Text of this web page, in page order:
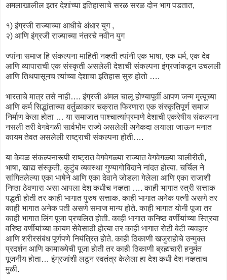
अमलाखालील इतर देशांच्या इतिहासाचे सरळ सरळ दोन भाग पडतात,
१) इंग्रजी राज्याच्या आधीचे अंधार युग ,
२) आणि इंग्रजी राज्याच्या नंतरचे नवीन युग
ज्यांना समाज हि संकल्पना माहिती नव्हती त्यांनी एक भाषा, एक धर्म, एक देव
आणि व्यापाराची एक संस्कृती असलेली देशाची संकल्पना इंग्रजांकडून उचलली
आणि तिथपासूनच त्यांच्या देशाचा इतिहास सुरु होतो ….
भारताचे मात्र तसे नाही…. इंग्रजी अंमल चालू होण्यापूर्वी आपण जन्म मृत्यूच्या
आणि कर्म सिद्धांताच्या वर्तुळाकार चक्रात फिरणारा एक संस्कृतिपूर्ण समाज
निर्माण केला होता … या समाजात पाश्चात्यांप्रमाणे देशाची एकरेषीय संकल्पना
नसली तरी वेगवेगळी सार्वभौम राज्ये असलेली अनेकदा लयाला जाऊन मनात
कायम तेवत असलेली राष्ट्राची संकल्पना होती….
या केवळ संकल्पनारूपी राष्ट्रात वेगवेगळ्या राज्यात वेगवेगळ्या चालीरीती,
भाषा, खाद्य संस्कृती, कुटुंब व्यवस्था गुण्यागोविंदाने नांदत होत्या. चर्चिल ने
सांगितलेल्या एका भाषेने आणि एका देवाने जोडला गेलेला आणि एका राजाशी
निष्ठा ठेवणारा असा आपला देश कधीच नव्हता …. काही भागात स्त्री सत्ताक
पद्धती होती तर काही भागात पुरुष सत्ताक. काही भागात अनेक पत्नी असणे तर
काही भागात अनेक पती असणे समाज मान्य होते. काही भागात योनी पूजा तर
काही भागात लिंग पूजा प्रचलित होती. काही भागात कनिष्ठ वर्णीयांच्या स्त्रिया
वरिष्ठ वर्णीयांच्या कायम सेवेसाठी होत्या तर काही भागात रोटी बेटी व्यवहार
आणि शरीरसंबंध पूर्णपणे नियंत्रित होते. काही ठिकाणी खजुराहोचे उन्मुक्त
प्रदर्शन आणि कामाख्येची पूजा होती तर काही ठिकाणी ब्रह्मचारी हनुमंत
पूजनीय होता… इंग्रजांशी लढून स्वतंत्र केलेला हा देश कधी देश नव्हताच
मुळी.